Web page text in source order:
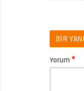
BIR
Yorum *